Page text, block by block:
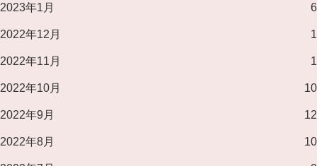
2023年1月 6
2022年12月 1
2022年11月 1
2022年10月 10
2022年9月 12
2022年8月 10